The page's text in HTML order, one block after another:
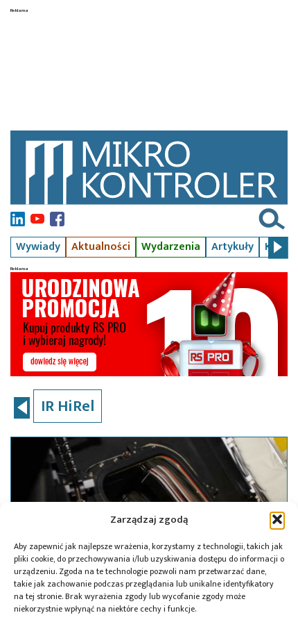
Zarządzaj zgodą
Aby zapewnić jak najlepsze wrażenia, korzystamy z technologii, takich jak
pliki cookie, do przechowywania i/lub uzyskiwania dostępu do informacji o
urządzeniu. Zgoda na te technologie pozwoli nam przetwarzać dane,
takie jak zachowanie podczas przeglądania lub unikalne identyfikatory
na tej stronie. Brak wyrażenia zgody lub wycofanie zgody może
niekorzystnie wpłynąć na niektóre cechy i funkcje.
Wywiady Aktualności Wydarzenia Artykuły Kursy
IR HiRel